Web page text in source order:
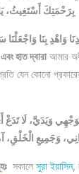
بِرَحْمَتِكَ أَسْتَغِيثُ،
وَاهْدِ بِنَا
হাত দ্বারাআমার
যেন কোনো
وَيَدَيَّ، لَا
وَجَمِيعِ الْخَلْقِ،
সকালে সুরা ইয়াসিন,